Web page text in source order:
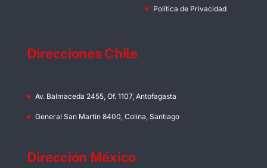
Política de Privacidad
Direcciones Chile
Av. Balmaceda 2455, Of. 1107, Antofagasta
General San Martín 8400, Colina, Santiago
Dirección México